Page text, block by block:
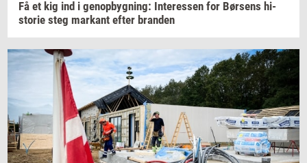
Få et kig ind i genop­byg­ning: In­ter­es­sen for Bør­sens hi­
sto­rie steg mar­kant efter bran­den